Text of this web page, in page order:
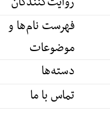
فهرست نام‌ها و
موضوعات
دسته‌ها
تماس با ما